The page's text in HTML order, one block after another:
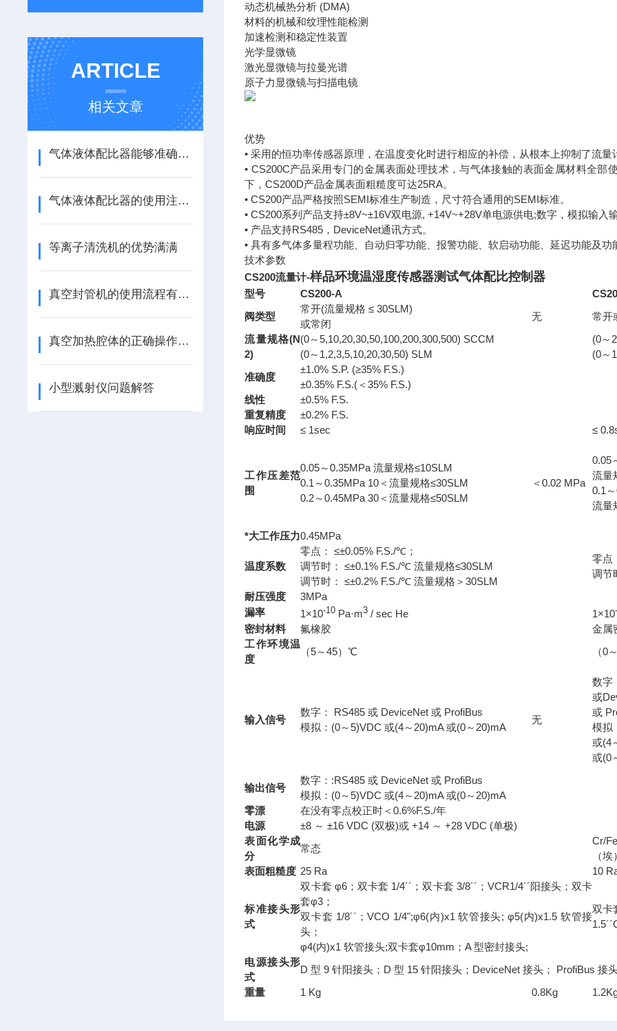
ARTICLE
相关文章
气体液体配比器能够准确测量气体的流量和比例
气体液体配比器的使用注意事项
等离子清洗机的优势满满
真空封管机的使用流程有几步
真空加热腔体的正确操作步骤
小型溅射仪问题解答
动态机械热分析 (DMA)
材料的机械和纹理性能检测
加速检测和稳定性装置
光学显微镜
激光显微镜与拉曼光谱
原子力显微镜与扫描电镜
优势
• 采用的恒功率传感器原理，在温度变化时进行相应的补偿，从根本上抑制了流量
• CS200C产品采用专门的金属表面处理技术，与气体接触的表面金属材料全部
下，CS200D产品金属表面粗糙度可达25RA。
• CS200产品严格按照SEMI标准生产制造，尺寸符合通用的SEMI标准。
• CS200系列产品支持±8V~±16V双电源, +14V~+28V单电源供电;数字，模拟输入输
• 产品支持RS485，DeviceNet通讯方式。
• 具有多气体多量程功能、自动归零功能、报警功能、软启动功能、延迟功能及功
技术参数
CS200流量计-样品环境温湿度传感器测试气体配比控制器
型号 CS200-A
阀类型
常开(流量规格 ≤ 30SLM)
或常闭
无 常开
流量规格(N
2)
(0～5,10,20,30,50,100,200,300,500) SCCM
(0～1,2,3,5,10,20,30,50) SLM
(0～
(0～
准确度
±1.0% S.P. (≥35% F.S.)
±0.35% F.S.(＜35% F.S.)
线性
±0.5% F.S.
重复精度
±0.2% F.S.
响应时间
≤ 1sec ≤
工作压差范
围
0.05～0.35MPa 流量规格≤10SLM
0.1～0.35MPa 10＜流量规格≤30SLM
0.2～0.45MPa 30＜流量规格≤50SLM
＜0.02 MPa
0.05
流量
0.1
流量
*大工作压力0.45MPa
温度系数
零点： ≤±0.05% F.S./℃；
调节时： ≤±0.1% F.S./℃ 流量规格≤30SLM
调节时： ≤±0.2% F.S./℃ 流量规格＞30SLM
零点
调节
耐压强度
3MPa
漏率
1×10-10 Pa·m3 / sec He 1×10
密封材料
氟橡胶
金属
工作环境温
度
（5～45）℃ （0
输入信号
数字： RS485 或 DeviceNet 或 ProfiBus
模拟：(0～5)VDC 或(4～20)mA 或(0～20)mA
无
数字
或
或
模拟
或(4
或(0
输出信号
数字：:RS485 或 DeviceNet 或 ProfiBus
模拟：(0～5)VDC 或(4～20)mA 或(0～20)mA
零漂
在没有零点校正时＜0.6%F.S./年
电源
±8 ～ ±16 VDC (双极)或 +14 ～ +28 VDC (单极)
表面化学成
分
常态
Cr/
（埃）
表面粗糙度 25 Ra 10
标准接头形
式
双卡套 φ6；双卡套 1/4´´；双卡套 3/8´´；VCR1/4´´阳接头；双卡
套φ3；
双卡套 1/8´´；VCO 1/4";φ6(内)x1 软管接头; φ5(内)x1.5 软管接
头；
φ4(内)x1 软管接头;双卡套φ10mm；A 型密封接头;
双卡
电源接头形
式
D 型 9 针阳接头；D 型 15 针阳接头；DeviceNet 接头； ProfiBus 接
重量
1 Kg 0.8Kg